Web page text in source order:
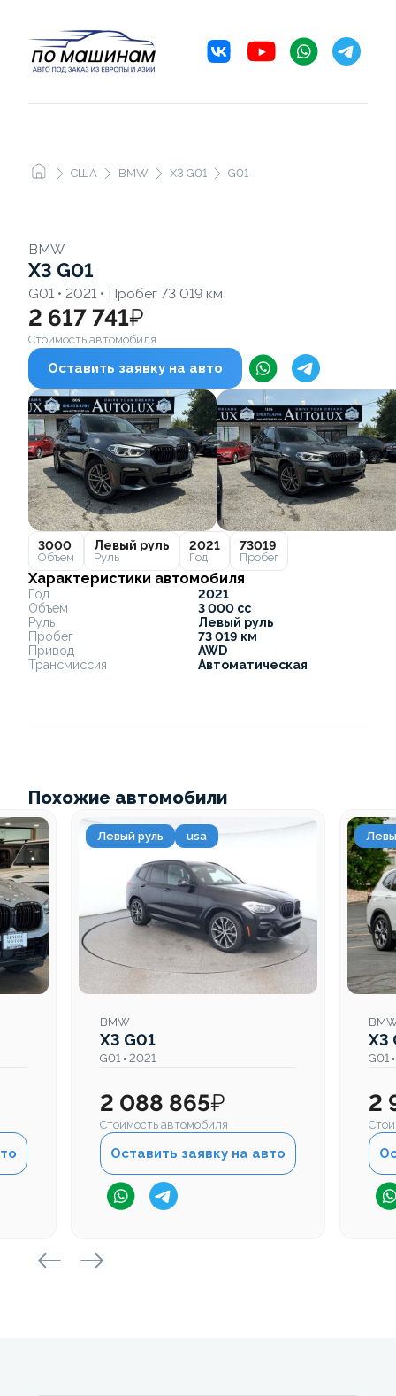
США BMW X3 G01 G01
BMW
X3 G01
G01 • 2021 • Пробег 73 019 км
2 617 741₽
Стоимость автомобиля
Оставить заявку на авто
3000
Объем
Левый руль
Руль
2021
Год
73019
Пробег
Характеристики автомобиля
Год
2021
Объем
3 000 cc
Руль
Левый руль
Пробег
73 019 км
Привод
AWD
Трансмиссия
Автоматическая
Похожие автомобили
Левый руль usa
BMW
X3 G01
G01 • 2021
2 088 865₽
Стоимость автомобиля
Оставить заявку на авто
X3
G01
2